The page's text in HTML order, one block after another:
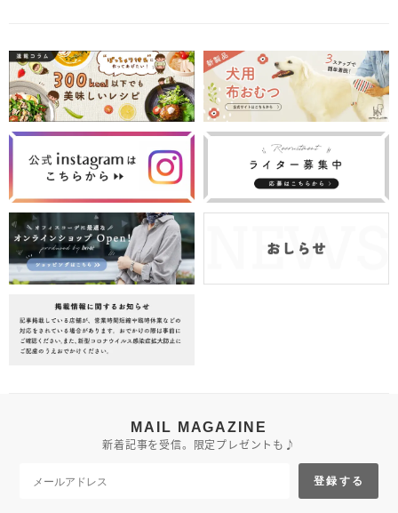
MAIL MAGAZINE
新着記事を受信。限定プレゼントも♪
登録する